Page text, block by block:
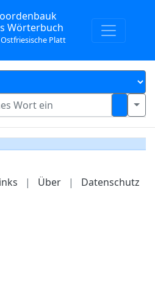
Wörterbuch
Platt
| Über | Datenschutz